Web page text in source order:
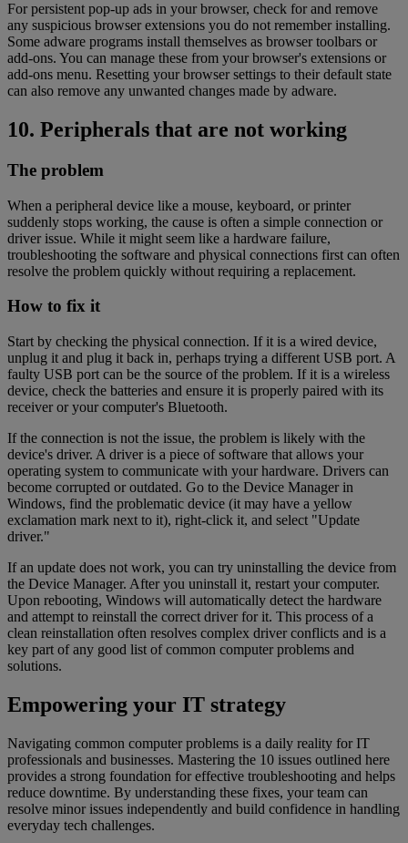
For persistent pop-up ads in your browser, check for and remove
any suspicious browser extensions you do not remember installing.
Some adware programs install themselves as browser toolbars or
add-ons. You can manage these from your browser's extensions or
add-ons menu. Resetting your browser settings to their default state
can also remove any unwanted changes made by adware.
10. Peripherals that are not working
The problem
When a peripheral device like a mouse, keyboard, or printer
suddenly stops working, the cause is often a simple connection or
driver issue. While it might seem like a hardware failure,
troubleshooting the software and physical connections first can often
resolve the problem quickly without requiring a replacement.
How to fix it
Start by checking the physical connection. If it is a wired device,
unplug it and plug it back in, perhaps trying a different USB port. A
faulty USB port can be the source of the problem. If it is a wireless
device, check the batteries and ensure it is properly paired with its
receiver or your computer's Bluetooth.
If the connection is not the issue, the problem is likely with the
device's driver. A driver is a piece of software that allows your
operating system to communicate with your hardware. Drivers can
become corrupted or outdated. Go to the Device Manager in
Windows, find the problematic device (it may have a yellow
exclamation mark next to it), right-click it, and select "Update
driver."
If an update does not work, you can try uninstalling the device from
the Device Manager. After you uninstall it, restart your computer.
Upon rebooting, Windows will automatically detect the hardware
and attempt to reinstall the correct driver for it. This process of a
clean reinstallation often resolves complex driver conflicts and is a
key part of any good list of common computer problems and
solutions.
Empowering your IT strategy
Navigating common computer problems is a daily reality for IT
professionals and businesses. Mastering the 10 issues outlined here
provides a strong foundation for effective troubleshooting and helps
reduce downtime. By understanding these fixes, your team can
resolve minor issues independently and build confidence in handling
everyday tech challenges.